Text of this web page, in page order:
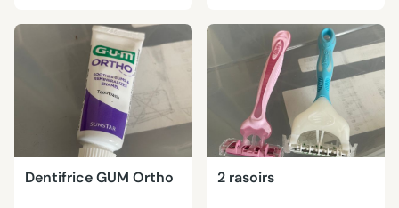
Dentifrice GUM Ortho 2 rasoirs